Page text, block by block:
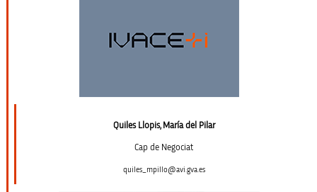
Quiles Llopis, María del Pilar
Cap de Negociat
quiles_mpillo@avi.gva.es